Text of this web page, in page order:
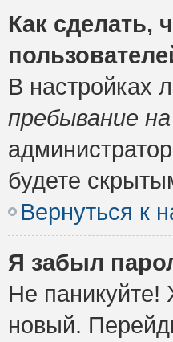
Как сделать,
В настройках
пребывание
будете
Вернуться к
Я забыл
Не паникуйте!
новый.